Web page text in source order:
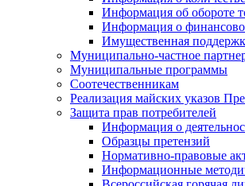
Информация об обороте
Информация о
Имущественная
Муниципально-частное
Муниципальные программы
Соотечественникам
Реализация майских указов
Защита прав потребителей
Информация о
Образцы претензий
Нормативно-правовые
Информационные